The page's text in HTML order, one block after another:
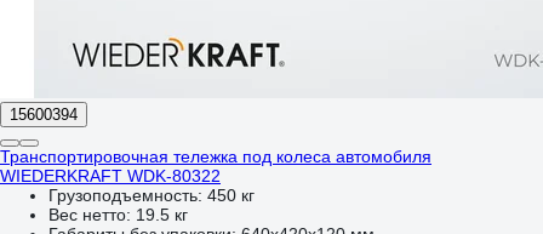
15600394
Транспортировочная тележка под колеса автомобиля
WIEDERKRAFT WDK-80322
Грузоподъемность: 450 кг
Вес нетто: 19.5 кг